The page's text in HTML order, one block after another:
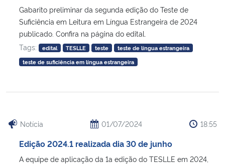
Banco Central do Brasil
Planalto
Gabarito preliminar da segunda edição do Teste de
Suficiência em Leitura em Língua Estrangeira de 2024
publicado. Confira na página do edital.
Tags:
edital TESLLE teste
teste de língua estrangeira
teste de suficiência em língua estrangeira
Notícia 01/07/2024 18:55
Edição 2024.1 realizada dia 30 de junho
A equipe de aplicação da 1a edição do TESLLE em 2024,